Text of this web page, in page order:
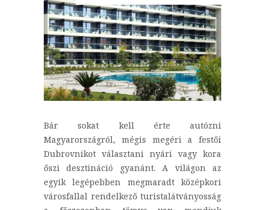
Bár sokat kell érte autózni
Magyarországról, mégis megéri a festői
Dubrovnikot választani nyári vagy kora
őszi desztináció gyanánt. A világon az
egyik legépebben megmaradt középkori
városfallal rendelkező turistalátványosság